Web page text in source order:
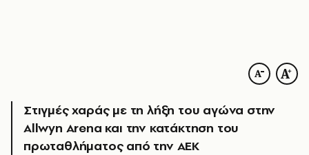
Στιγμές χαράς με τη λήξη του αγώνα στην
Allwyn Arena και την κατάκτηση του
πρωταθλήματος από την ΑΕΚ